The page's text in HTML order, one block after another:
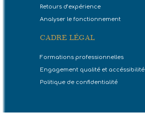
Retours d’expérience
Analyser le fonctionnement
CADRE LÉGAL
Formations professionnelles
Engagement qualité et accéssibilité
Politique de confidentialité